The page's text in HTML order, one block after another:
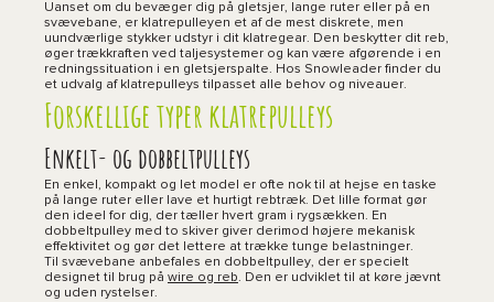
Uanset om du bevæger dig på gletsjer, lange ruter eller på en
svævebane, er klatrepulleyen et af de mest diskrete, men
uundværlige stykker udstyr i dit klatregear. Den beskytter dit reb,
øger trækkraften ved taljesystemer og kan være afgørende i en
redningssituation i en gletsjerspalte. Hos Snowleader finder du
et udvalg af klatrepulleys tilpasset alle behov og niveauer.
Forskellige typer klatrepulleys
Enkelt- og dobbeltpulleys
En enkel, kompakt og let model er ofte nok til at hejse en taske
på lange ruter eller lave et hurtigt rebtræk. Det lille format gør
den ideel for dig, der tæller hvert gram i rygsækken. En
dobbeltpulley med to skiver giver derimod højere mekanisk
effektivitet og gør det lettere at trække tunge belastninger.
Til svævebane anbefales en dobbeltpulley, der er specielt
designet til brug på wire og reb. Den er udviklet til at køre jævnt
og uden rystelser.